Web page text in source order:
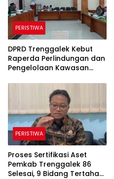
PERISTIWA
DPRD Trenggalek Kebut
Raperda Perlindungan dan
Pengelolaan Kawasan
PERISTIWA
Proses Sertifikasi Aset
Pemkab Trenggalek 86
Selesai, 9 Bidang Tertahan